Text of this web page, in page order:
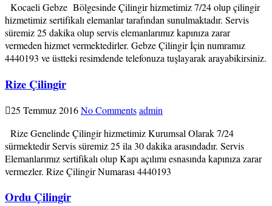
Kocaeli Gebze Bölgesinde Çilingir hizmetimiz 7/24 olup çilingir
hizmetimiz sertifikalı elemanlar tarafından sunulmaktadır. Servis
süremiz 25 dakika olup servis elemanlarımız kapınıza zarar
vermeden hizmet vermektedirler. Gebze Çilingir İçin numramız
4440193 ve üstteki resimdende telefonuza tuşlayarak arayabikirsiniz.
Rize Çilingir
25 Temmuz 2016No Commentsadmin
Rize Genelinde Çilingir hizmetimiz Kurumsal Olarak 7/24
sürmektedir Servis süremiz 25 ila 30 dakika arasındadır. Servis
Elemanlarımız sertifikalı olup Kapı açılımı esnasında kapınıza zarar
vermezler. Rize Çilingir Numarası 4440193
Ordu Çilingir